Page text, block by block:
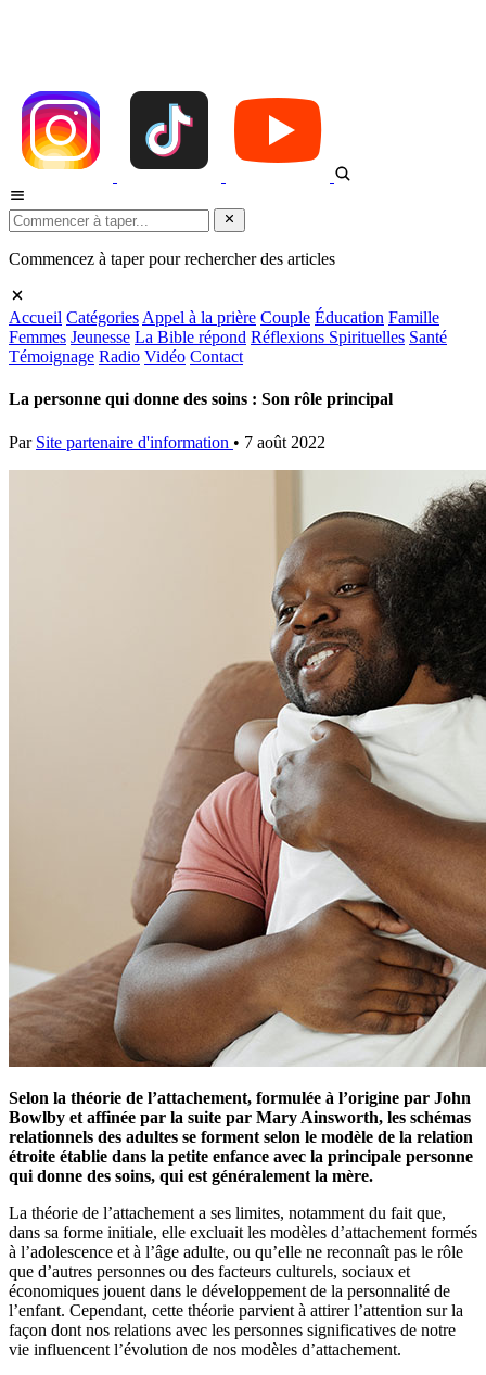
Commencez à taper pour rechercher des articles
Accueil Catégories Appel à la prière Couple Éducation Famille
Femmes Jeunesse La Bible répond Réflexions Spirituelles Santé
Témoignage Radio Vidéo Contact
La personne qui donne des soins : Son rôle principal
Par Site partenaire d'information • 7 août 2022
Selon la théorie de l’attachement, formulée à l’origine par John
Bowlby et affinée par la suite par Mary Ainsworth, les schémas
relationnels des adultes se forment selon le modèle de la relation
étroite établie dans la petite enfance avec la principale personne
qui donne des soins, qui est généralement la mère.
La théorie de l’attachement a ses limites, notamment du fait que,
dans sa forme initiale, elle excluait les modèles d’attachement formés
à l’adolescence et à l’âge adulte, ou qu’elle ne reconnaît pas le rôle
que d’autres personnes ou des facteurs culturels, sociaux et
économiques jouent dans le développement de la personnalité de
l’enfant. Cependant, cette théorie parvient à attirer l’attention sur la
façon dont nos relations avec les personnes significatives de notre
vie influencent l’évolution de nos modèles d’attachement.